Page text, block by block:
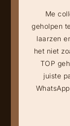
Me
geholpen
laarzen
het niet
TOP
juiste